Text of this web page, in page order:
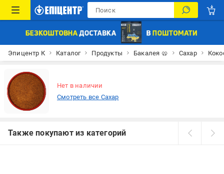
Эпицентр К Каталог Продукты Бакалея 🥨 Сахар
Нет в наличии
Смотреть все Сахар
Также покупают из категорий